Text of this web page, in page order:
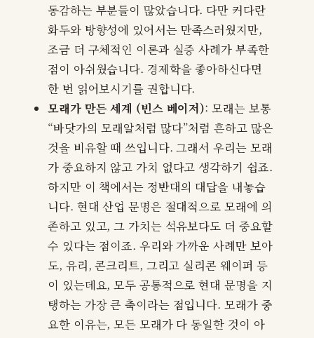
동감하는 부분들이 많았습니다. 다만 커다란
화두와 방향성에 있어서는 만족스러웠지만,
조금 더 구체적인 이론과 실증 사례가 부족한
점이 아쉬웠습니다. 경제학을 좋아하신다면
한 번 읽어보시기를 권합니다.
모래가 만든 세계 (빈스 베이저): 모래는 보통
“바닷가의 모래알처럼 많다”처럼 흔하고 많은
것을 비유할 때 쓰입니다. 그래서 우리는 모래
가 중요하지 않고 가치 없다고 생각하기 쉽죠.
하지만 이 책에서는 정반대의 대답을 내놓습
니다. 현대 산업 문명은 절대적으로 모래에 의
존하고 있고, 그 가치는 석유보다도 더 중요할
수 있다는 점이죠. 우리와 가까운 사례만 보아
도, 유리, 콘크리트, 그리고 실리콘 웨이퍼 등
이 있는데요, 모두 공통적으로 현대 문명을 지
탱하는 가장 큰 축이라는 점입니다. 모래가 중
요한 이유는, 모든 모래가 다 동일한 것이 아